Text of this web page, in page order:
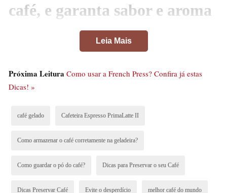
café, e garanta sabor e aroma
por mais tempo!
consumido em diferentes momentos do dia. O país é o
segundo maior consumidor da bebida no mundo, e o
No entanto, muitas pessoas não sabem como armazenar
propriedades e sabor. Neste texto, serão apresentadas
dicas sobre como preservar seu o café corretamente.
Leia Mais
Próxima Leitura Como usar a French Press? Confira já estas
Dicas! »
café gelado Cafeteira Espresso PrimaLatte II
Como armazenar o café corretamente na geladeira?
Como guardar o pó do café? Dicas para Preservar o seu Café
Dicas Preservar Café Evite o desperdício melhor café do mundo